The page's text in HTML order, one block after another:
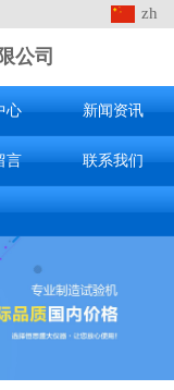
zh
公司
心 新闻资讯
言 联系我们